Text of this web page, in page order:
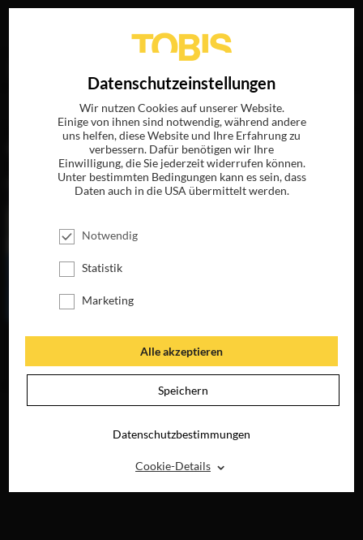
„Michael O’Connor“
JANE EYRE
RAY, DVD &
Datenschutzeinstellungen
Wir nutzen Cookies auf unserer Website.
Einige von ihnen sind notwendig, während andere
uns helfen, diese Website und Ihre Erfahrung zu
verbessern. Dafür benötigen wir Ihre
Einwilligung, die Sie jederzeit widerrufen können.
Unter bestimmten Bedingungen kann es sein, dass
Daten auch in die USA übermittelt werden.
Notwendig
Statistik
Marketing
Alle akzeptieren
Speichern
Datenschutzbestimmungen
Cookie-Details ⌃